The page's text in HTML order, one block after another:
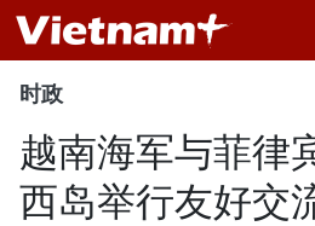
时政
越南海军与菲律
西岛举行友好交